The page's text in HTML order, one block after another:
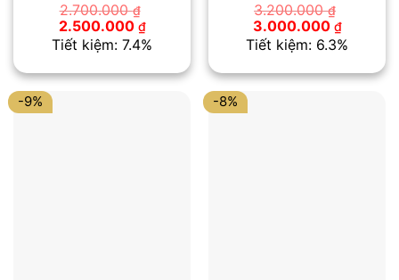
2.700.000₫
Giá
gốc
là:
2.500.000 ₫Giá
hiện
tại
2.500.000 ₫.
Tiết kiệm: 7.4%
3.200.000₫
Giá
gốc
là:
3.000.000 ₫Giá
hiện
tại
Tiết kiệm: 6.3%
-9% -8%